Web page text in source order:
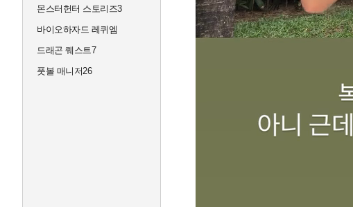
몬스터헌터 스토리즈3
바이오하자드 레퀴엠
드래곤 퀘스트7
풋볼 매니저26